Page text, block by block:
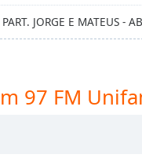
JORGE E MATEUS -
97 FM